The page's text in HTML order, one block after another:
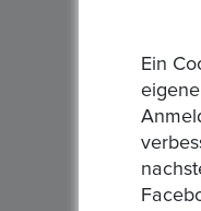
Palladium
Platin
Sonstiges
Ein